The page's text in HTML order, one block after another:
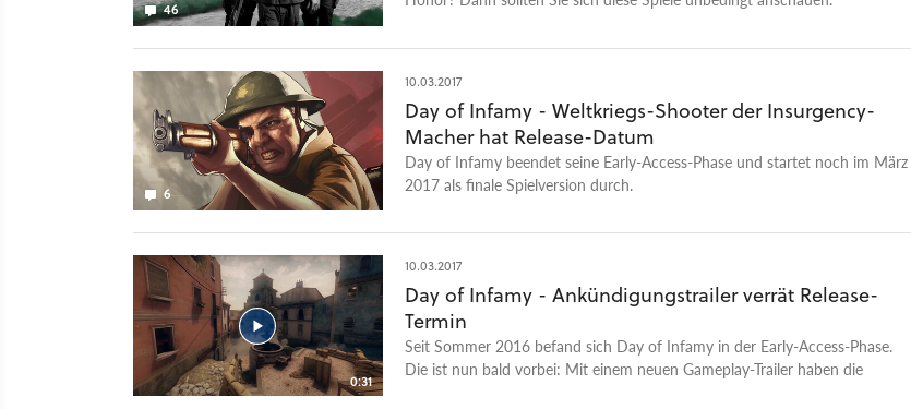
46
6
10.03.2017
Day of Infamy - Weltkriegs-Shooter der Insurgency-
Macher hat Release-Datum
Day of Infamy beendet seine Early-Access-Phase und startet noch im März
2017 als finale Spielversion durch.
0:31
10.03.2017
Day of Infamy - Ankündigungstrailer verrät Release-
Termin
Seit Sommer 2016 befand sich Day of Infamy in der Early-Access-Phase.
Die ist nun bald vorbei: Mit einem neuen Gameplay-Trailer haben die